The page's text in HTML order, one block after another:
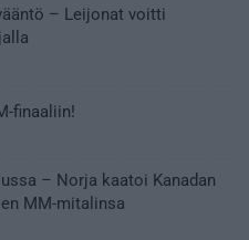
– Leijonat voitti
finaaliin!
– Norja kaatoi Kanadan
MM-mitalinsa